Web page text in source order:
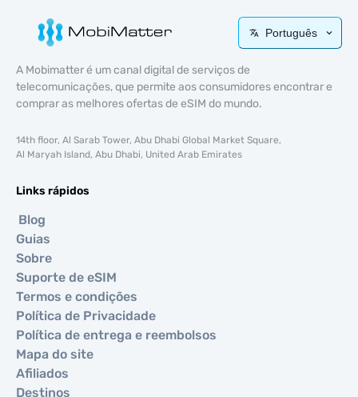
Português
A Mobimatter é um canal digital de serviços de
telecomunicações, que permite aos consumidores encontrar e
comprar as melhores ofertas de eSIM do mundo.
14th floor, Al Sarab Tower, Abu Dhabi Global Market Square,
Al Maryah Island, Abu Dhabi, United Arab Emirates
Links rápidos
Blog
Guias
Sobre
Suporte de eSIM
Termos e condições
Política de Privacidade
Política de entrega e reembolsos
Mapa do site
Afiliados
Destinos